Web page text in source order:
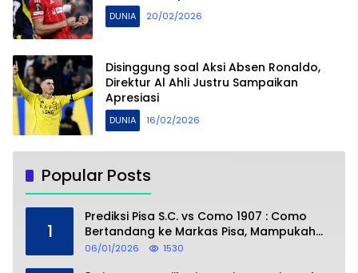
DUNIA 20/02/2026
Disinggung soal Aksi Absen Ronaldo,
Direktur Al Ahli Justru Sampaikan
Apresiasi
DUNIA 16/02/2026
Popular Posts
1
Prediksi Pisa S.C. vs Como 1907 : Como
Bertandang ke Markas Pisa, Mampukah
Asuhan Cesc Fàbregas Mencuri Poin?
06/01/2026 1530